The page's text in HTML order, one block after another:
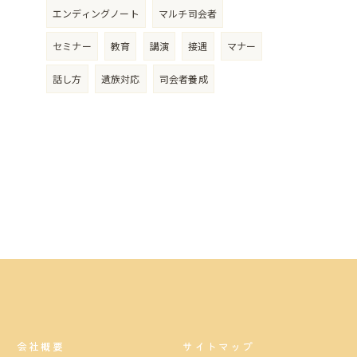
エンディングノート マルチ司会者
セミナー 教育 講演 接遇 マナー
話し方 遺族対応 司会者養成
会社概要 サイトマップ